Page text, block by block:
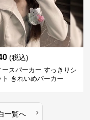
(税込)
ースパーカー すっきりシ
ト きれいめパーカー
一覧へ ›